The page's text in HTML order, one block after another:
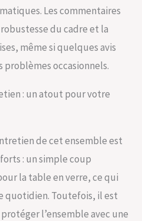
envies grâce aux 7
niveaux
Chaque invité peut
trouver sa position
ou se détendre.
RÉSISTANT AUX
L’aluminium et la
toile en polyester
garantissent une
excellente
Les commentaires
du cadre et la
même si quelques avis
occasionnels.
: un atout pour votre
de cet ensemble est
: un simple coup
la table en verre, ce qui
quotidien. Toutefois, il est
l’ensemble avec une